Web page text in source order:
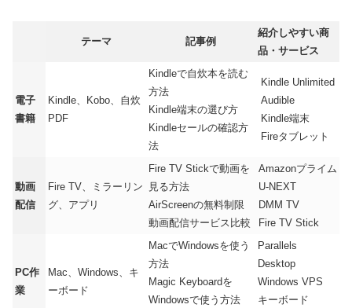
テーマ 記事例
紹介しやすい商
品・サービス
電子
書籍
Kindle、Kobo、自炊
PDF
Kindleで自炊本を読む
方法
Kindle端末の選び方
Kindleセールの確認方
法
Kindle Unlimited
Audible
Kindle端末
Fireタブレット
動画
配信
Fire TV、ミラーリン
グ、アプリ
Fire TV Stickで動画を
見る方法
AirScreenの無料制限
動画配信サービス比較
Amazonプライム
U-NEXT
DMM TV
Fire TV Stick
PC作
業
Mac、Windows、キ
ーボード
MacでWindowsを使う
方法
Magic Keyboardを
Windowsで使う方法
Parallels
Desktop
Windows VPS
キーボード